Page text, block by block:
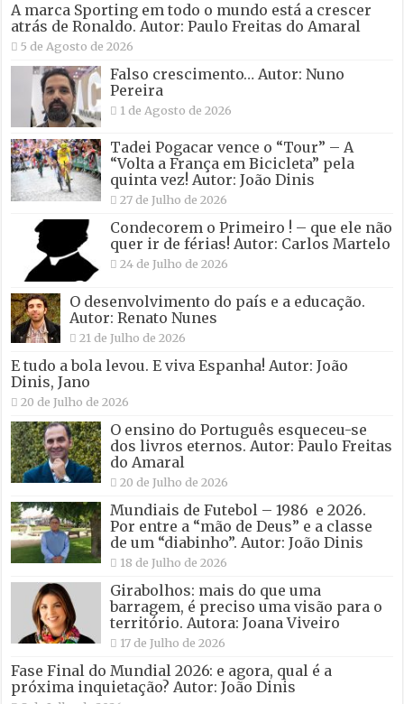
A marca Sporting em todo o mundo está a crescer
atrás de Ronaldo. Autor: Paulo Freitas do Amaral
5 de Agosto de 2026
Falso crescimento… Autor: Nuno
Pereira
1 de Agosto de 2026
Tadei Pogacar vence o “Tour” – A
“Volta a França em Bicicleta” pela
quinta vez! Autor: João Dinis
27 de Julho de 2026
Condecorem o Primeiro ! – que ele não
quer ir de férias! Autor: Carlos Martelo
24 de Julho de 2026
O desenvolvimento do país e a educação.
Autor: Renato Nunes
21 de Julho de 2026
E tudo a bola levou. E viva Espanha! Autor: João
Dinis, Jano
20 de Julho de 2026
O ensino do Português esqueceu-se
dos livros eternos. Autor: Paulo Freitas
do Amaral
20 de Julho de 2026
Mundiais de Futebol – 1986 e 2026.
Por entre a “mão de Deus” e a classe
de um “diabinho”. Autor: João Dinis
18 de Julho de 2026
Girabolhos: mais do que uma
barragem, é preciso uma visão para o
território. Autora: Joana Viveiro
17 de Julho de 2026
Fase Final do Mundial 2026: e agora, qual é a
próxima inquietação? Autor: João Dinis